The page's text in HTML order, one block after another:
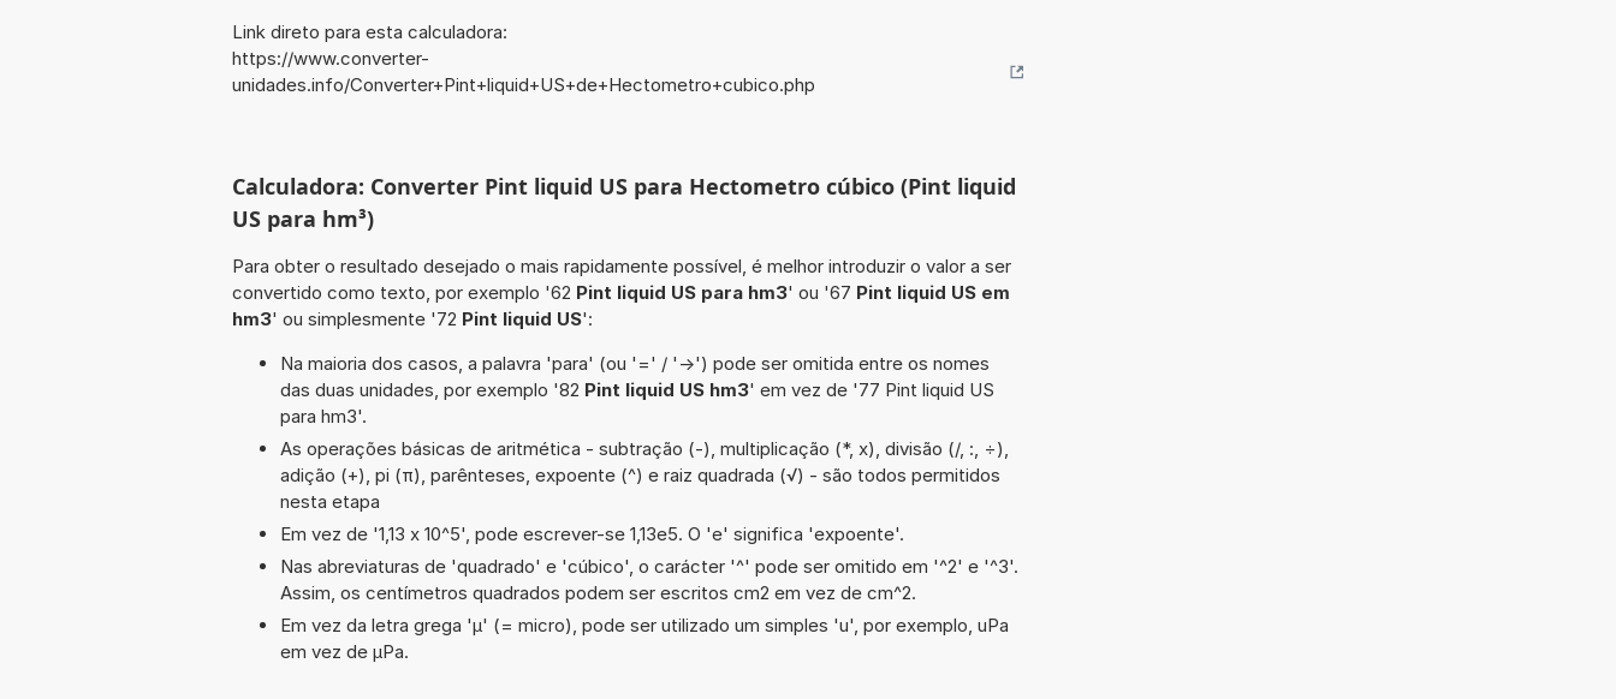
Link direto para esta calculadora:
https://www.converter-
unidades.info/Converter+Pint+liquid+US+de+Hectometro+cubico.php
Calculadora: Converter Pint liquid US para Hectometro cúbico (Pint liquid
US para hm³)
Para obter o resultado desejado o mais rapidamente possível, é melhor introduzir o valor a ser
convertido como texto, por exemplo '62 Pint liquid US para hm3' ou '67 Pint liquid US em
hm3' ou simplesmente '72 Pint liquid US':
Na maioria dos casos, a palavra 'para' (ou '=' / '->') pode ser omitida entre os nomes
das duas unidades, por exemplo '82 Pint liquid US hm3' em vez de '77 Pint liquid US
para hm3'.
As operações básicas de aritmética - subtração (-), multiplicação (*, x), divisão (/, :, ÷),
adição (+), pi (π), parênteses, expoente (^) e raiz quadrada (√) - são todos permitidos
nesta etapa
Em vez de '1,13 x 10^5', pode escrever-se 1,13e5. O 'e' significa 'expoente'.
Nas abreviaturas de 'quadrado' e 'cúbico', o carácter '^' pode ser omitido em '^2' e '^3'.
Assim, os centímetros quadrados podem ser escritos cm2 em vez de cm^2.
Em vez da letra grega 'µ' (= micro), pode ser utilizado um simples 'u', por exemplo, uPa
em vez de µPa.